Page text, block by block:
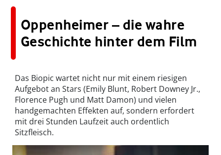
Oppenheimer – die wahre
Geschichte hinter dem Film
Das Biopic wartet nicht nur mit einem riesigen
Aufgebot an Stars (Emily Blunt, Robert Downey Jr.,
Florence Pugh und Matt Damon) und vielen
handgemachten Effekten auf, sondern erfordert
mit drei Stunden Laufzeit auch ordentlich
Sitzfleisch.